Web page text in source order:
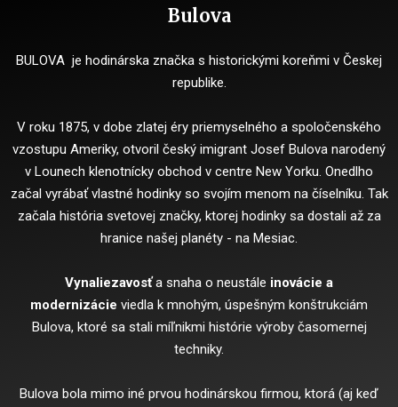
Bulova
BULOVA je hodinárska značka s historickými koreňmi v Českej
republike.
V roku 1875, v dobe zlatej éry priemyselného a spoločenského
vzostupu Ameriky, otvoril český imigrant Josef Bulova narodený
v Lounech klenotnícky obchod v centre New Yorku. Onedlho
začal vyrábať vlastné hodinky so svojím menom na číselníku. Tak
začala história svetovej značky, ktorej hodinky sa dostali až za
hranice našej planéty - na Mesiac.
Vynaliezavosťa snaha o neustále inovácie a
modernizácie viedla k mnohým, úspešným konštrukciám
Bulova, ktoré sa stali míľnikmi histórie výroby časomernej
techniky.
Bulova bola mimo iné prvou hodinárskou firmou, ktorá (aj keď